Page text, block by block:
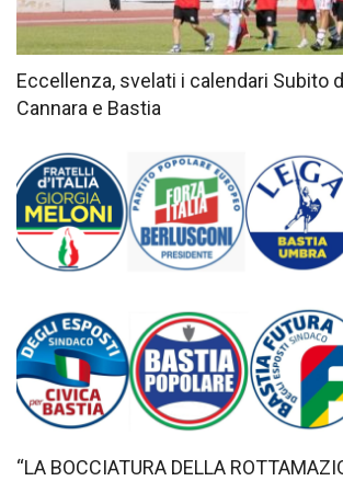
Eccellenza, svelati i calendari Subito
Cannara e Bastia
“LA BOCCIATURA DELLA